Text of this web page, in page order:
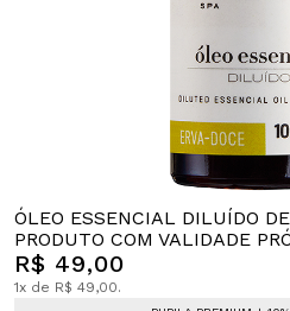
ÓLEO ESSENCIAL DILUÍDO
PRODUTO COM VALIDADE
R$ 49,00
1x de R$ 49,00.